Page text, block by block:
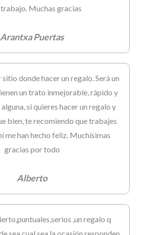
trabajo. Muchas gracias
Arantxa Puertas
donde hacer un regalo. Será un
un trato inmejorable, rápido y
si quieres hacer un regalo y
bien, te recomiendo que trabajes
me han hecho feliz. Muchísimas
gracias por todo
Alberto
,un regalo q